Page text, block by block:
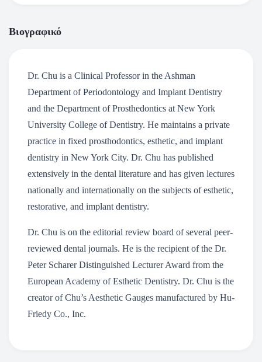
Βιογραφικό
Dr. Chu is a Clinical Professor in the Ashman
Department of Periodontology and Implant Dentistry
and the Department of Prosthedontics at New York
University College of Dentistry. He maintains a private
practice in fixed prosthodontics, esthetic, and implant
dentistry in New York City. Dr. Chu has published
extensively in the dental literature and has given lectures
nationally and internationally on the subjects of esthetic,
restorative, and implant dentistry.
Dr. Chu is on the editorial review board of several peer-
reviewed dental journals. He is the recipient of the Dr.
Peter Scharer Distinguished Lecturer Award from the
European Academy of Esthetic Dentistry. Dr. Chu is the
creator of Chu’s Aesthetic Gauges manufactured by Hu-
Friedy Co., Inc.